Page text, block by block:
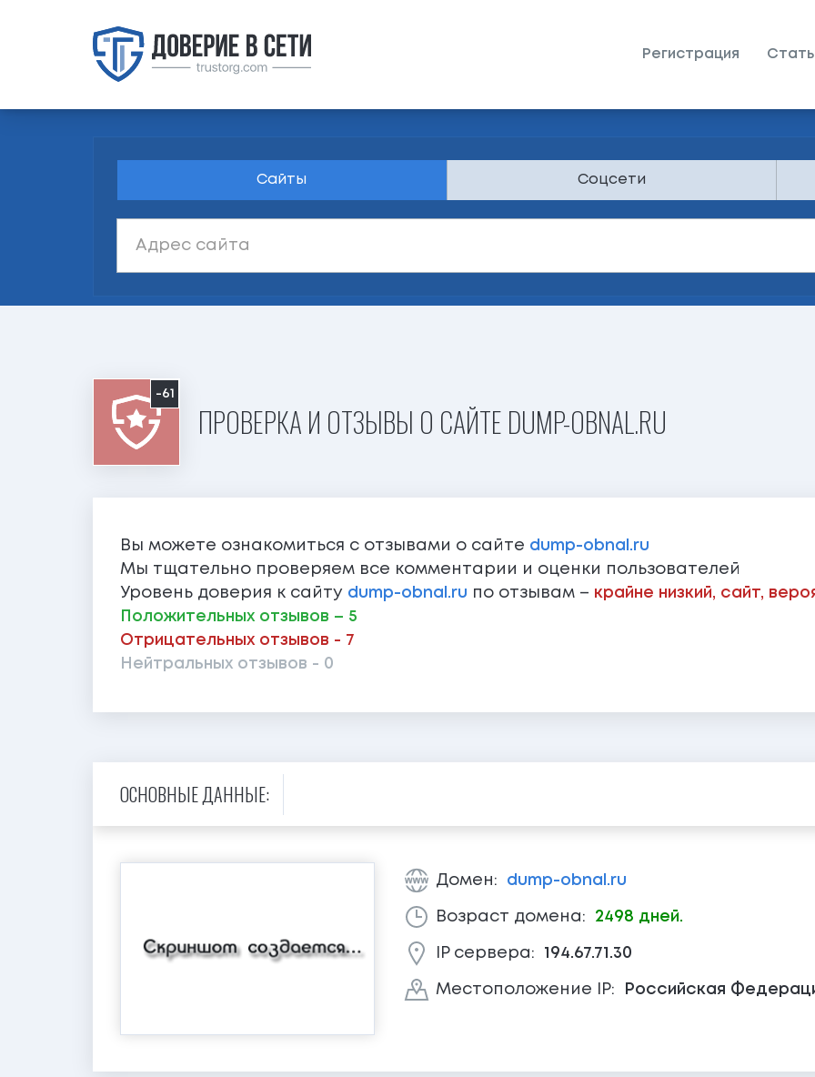
Регистрация
Сайты Соцсети
-61
ПРОВЕРКА И ОТЗЫВЫ О САЙТЕ DUMP-OBNAL.RU
Вы можете ознакомиться с отзывами о сайте dump-obnal.ru
Мы тщательно проверяем все комментарии и оценки пользователей
Уровень доверия к сайту dump-obnal.ru по отзывам – крайне низкий, сайт,
Положительных отзывов – 5
Отрицательных отзывов - 7
Нейтральных отзывов - 0
ОСНОВНЫЕ ДАННЫЕ:
Домен: dump-obnal.ru
Возраст домена: 2498 дней.
IP сервера: 194.67.71.30
Местоположение IP: Российская